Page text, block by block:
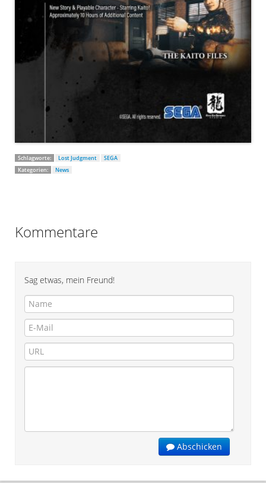
Schlagworte: Lost Judgment
SEGA
Kategorien:
News
Kommentare
Sag etwas, mein Freund!
Abschicken